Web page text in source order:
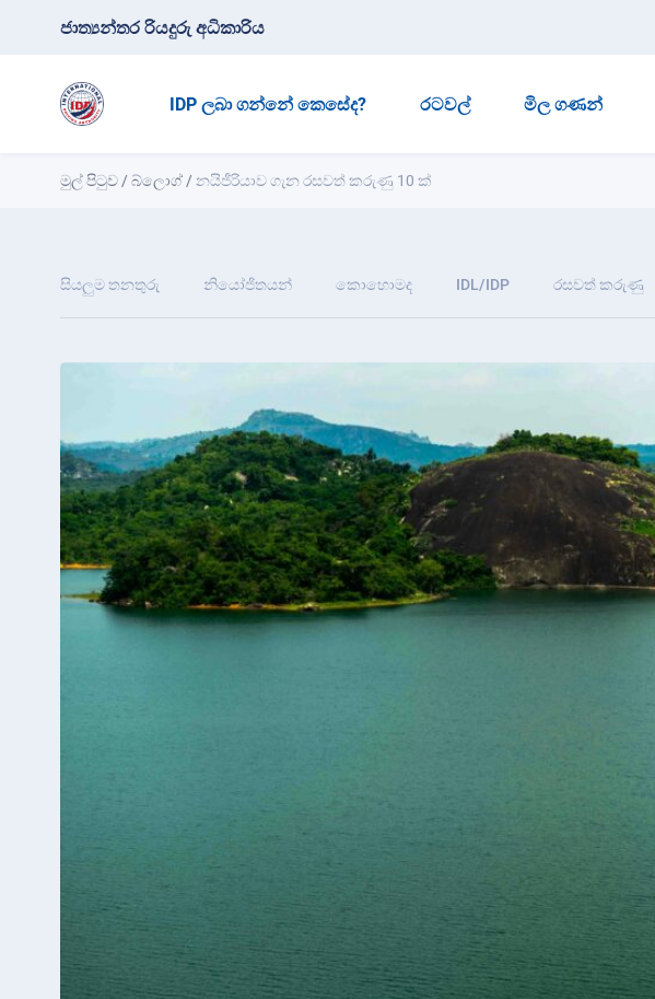
ජාත්‍යන්තර රියදුරු අධිකාරිය
IDP ලබා ගන්නේ කෙසේද? රටවල් මිල ගණන්
මුල් පිටුව /බ්ලොග් /නයිජීරියාව ගැන රසවත් කරුණු 10 ක්
සියලුම තනතුරු නියෝජිතයන් කොහොමද IDL/IDP රසවත් කරුණු